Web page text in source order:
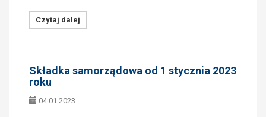
Czytaj dalej
Składka samorządowa od 1 stycznia 2023
roku
04.01.2023